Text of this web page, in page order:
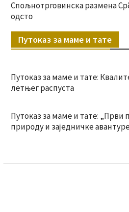
Спољнотрговинска размена
одсто
Путоказ за маме и тате
Путоказ за маме и тате:
летњег распуста
Путоказ за маме и тате: „Први
природу и заједничке